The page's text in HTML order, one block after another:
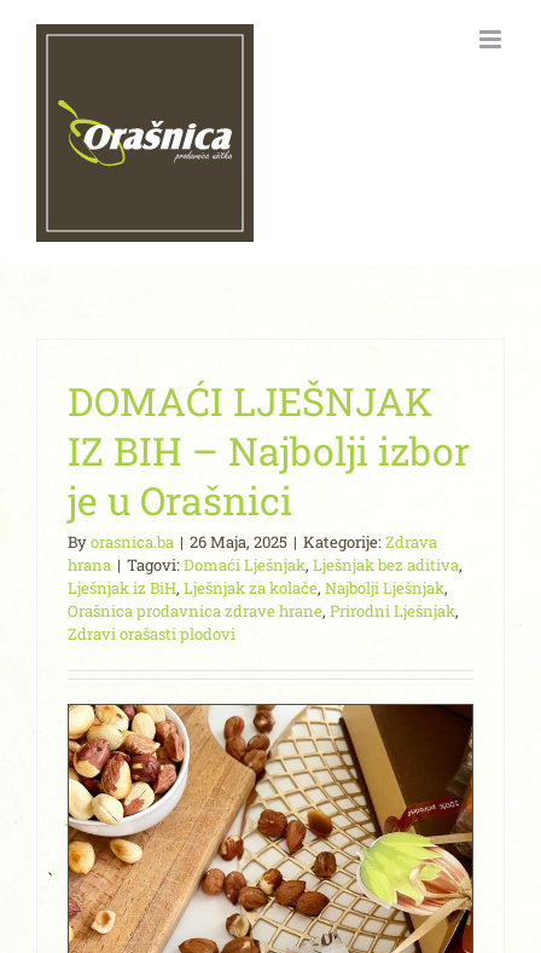
DOMAĆI LJEŠNJAK
IZ BIH – Najbolji izbor
je u Orašnici
Byorasnica.ba | 26 Maja, 2025 | Kategorije:Zdrava
hrana | Tagovi:Domaći Lješnjak, Lješnjak bez aditiva,
Lješnjak iz BiH, Lješnjak za kolače, Najbolji Lješnjak,
Orašnica prodavnica zdrave hrane, Prirodni Lješnjak,
Zdravi orašasti plodovi